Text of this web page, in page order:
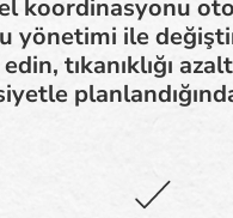
koordinasyonu
yönetimi ile
tıkanıklığı